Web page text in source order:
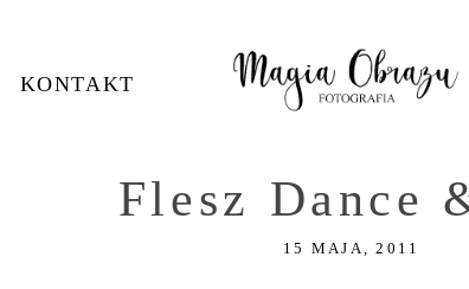
KONTAKT
Flesz Dance
15 MAJA, 2011